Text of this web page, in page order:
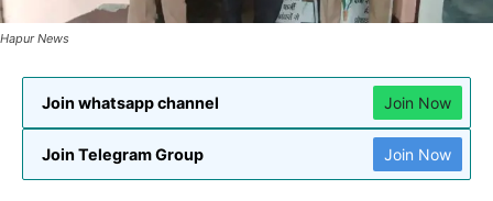
Hapur News
Join whatsapp channel Join Now
Join Telegram Group Join Now